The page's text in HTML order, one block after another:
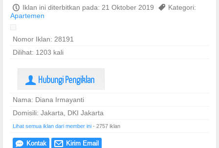
P Iklan ini diterbitkan pada: 21 Oktober 2019 , Kategori:
Apartemen
Nomor Iklan: 28191
Dilihat: 1203 kali
U Hubungi Pengiklan
Nama: Diana Irmayanti
Domisili: Jakarta, DKI Jakarta
Lihat semua iklan dari member ini - 2757 iklan
e Kontak @ Kirim Email